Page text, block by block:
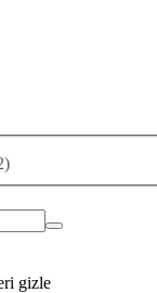
)
gizle